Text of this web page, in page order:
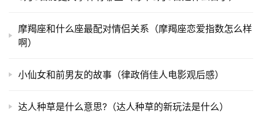
摩羯座和什么座最配对情侣关系（摩羯座恋爱指数怎么样
啊）
小仙女和前男友的故事（律政俏佳人电影观后感）
达人种草是什么意思?（达人种草的新玩法是什么）